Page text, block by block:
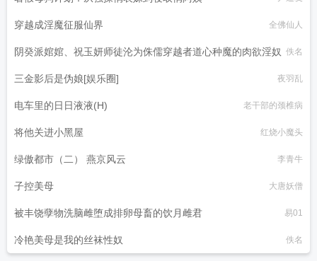
穿越成淫魔征服仙界 全佛仙人
阴癸派婠婠、祝玉妍师徒沦为侏儒穿越者道心种魔的肉欲淫奴 佚名
三金影后是伪娘[娱乐圈] 夜羽乱
电车里的日日液液(H) 老干部的颈椎病
将他关进小黑屋 红烧小魔头
绿傲都市（二） 燕京风云 李青牛
子控美母 大唐妖僧
被丰饶孽物洗脑雌堕成排卵母畜的饮月雌君 易01
冷艳美母是我的丝袜性奴 佚名